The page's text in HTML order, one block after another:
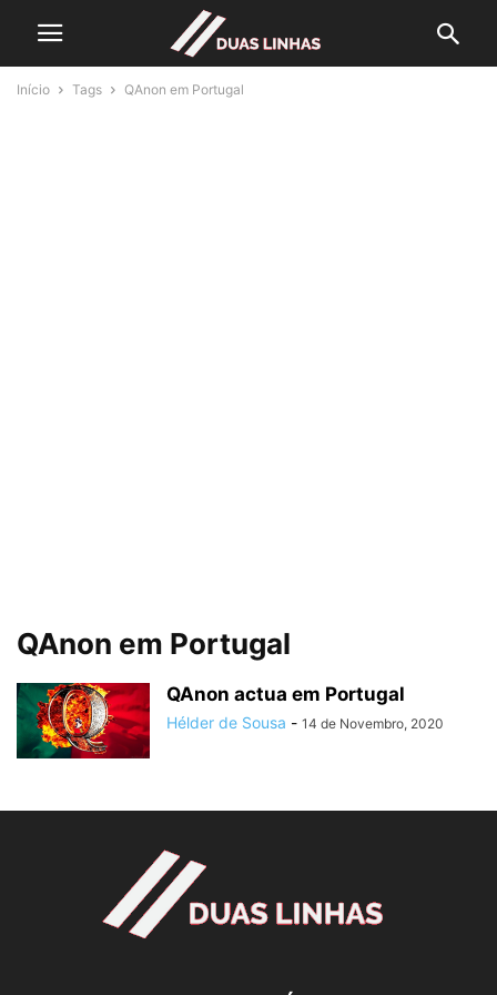
Início Tags QAnon em Portugal
QAnon em Portugal
QAnon actua em Portugal
Hélder de Sousa - 14 de Novembro, 2020